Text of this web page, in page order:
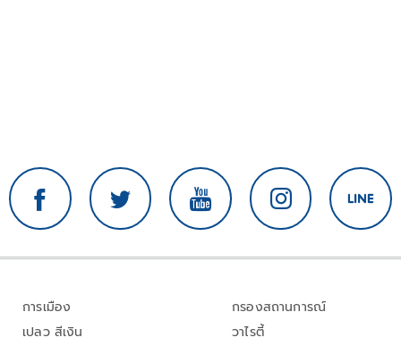
การเมือง
เปลว สีเงิน
กรองสถานการณ์
วาไรตี้